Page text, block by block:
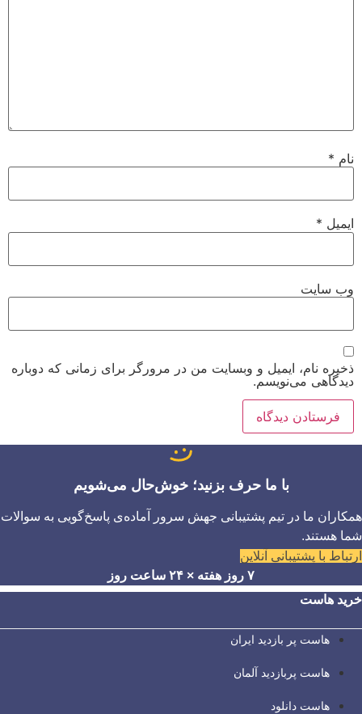
نام *
ایمیل *
وب‌ سایت
ذخیره نام، ایمیل و وبسایت من در مرورگر برای زمانی که دوباره
دیدگاهی می‌نویسم.
با ما حرف بزنید؛ خوش‌حال می‌شویم
همکاران ما در تیم پشتیبانی جهش سرور آماده‌ی پاسخ‌گویی به سوالات
شما هستند.
ارتباط با پشتیبانی آنلاین
۷ روز هفته × ۲۴ ساعت روز
خرید هاست
هاست پر بازدید ایران
هاست پربازدید آلمان
هاست دانلود